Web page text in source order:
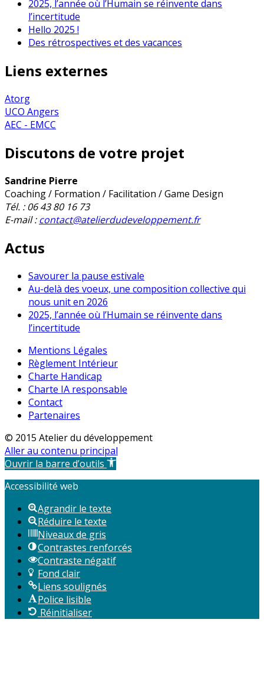
2025, l’année où l’Humain se réinvente dans
l’incertitude
Hello 2025 !
Des rétrospectives et des vacances
Liens externes
Atorg
UCO Angers
AEC - EMCC
Discutons de votre projet
Sandrine Pierre
Coaching / Formation / Facilitation / Game Design
Tél. : 06 43 80 16 73
E-mail :contact@atelierdudeveloppement.fr
Actus
Savourer la pause estivale
Au-delà des voeux, une composition collective qui
nous unit en 2026
2025, l’année où l’Humain se réinvente dans
l’incertitude
Mentions Légales
Règlement Intérieur
Charte Handicap
Charte IA responsable
Contact
Partenaires
© 2015 Atelier du développement
Aller au contenu principal
Ouvrir la barre d’outils
Accessibilité web
Agrandir le texte
Réduire le texte
Niveaux de gris
Contrastes renforcés
Contraste négatif
Fond clair
Liens soulignés
Police lisible
Réinitialiser